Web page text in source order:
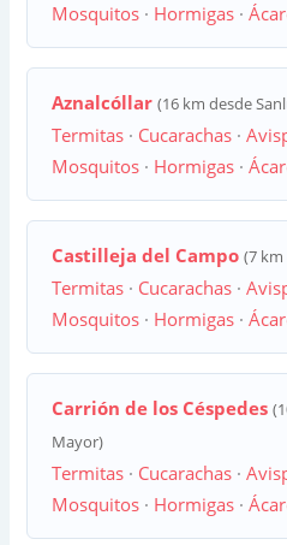
Mosquitos · Hormigas ·
Aznalcóllar (16 km desde
Termitas · Cucarachas ·
Mosquitos · Hormigas ·
Castilleja del Campo (7
Termitas · Cucarachas ·
Mosquitos · Hormigas ·
Carrión de los Céspedes
Mayor)
Termitas · Cucarachas ·
Mosquitos · Hormigas ·